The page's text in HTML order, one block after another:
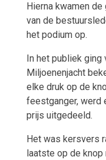
Hierna kwamen
van de
het podium op.
In het publiek
Miljoenenjacht
elke druk op de
feestganger, werd
prijs uitgedeeld.
Het was kersvers
laatste op de